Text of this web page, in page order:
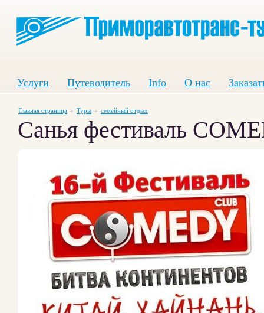
Услуги Путеводитель Info О нас
Главная страница Туры семейный отдых
Санья фестиваль